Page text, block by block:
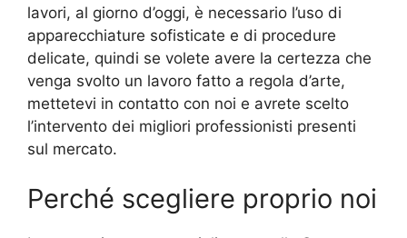
lavori, al giorno d’oggi, è necessario l’uso di
apparecchiature sofisticate e di procedure
delicate, quindi se volete avere la certezza che
venga svolto un lavoro fatto a regola d’arte,
mettetevi in contatto con noi e avrete scelto
l’intervento dei migliori professionisti presenti
sul mercato.
Perché scegliere proprio noi